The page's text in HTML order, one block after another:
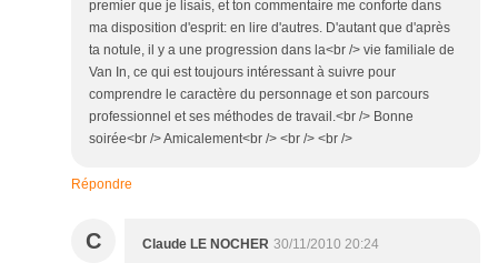
premier que je lisais, et ton commentaire me conforte dans
ma disposition d'esprit: en lire d'autres. D'autant que d'après
ta notule, il y a une progression dans la<br /> vie familiale de
Van In, ce qui est toujours intéressant à suivre pour
comprendre le caractère du personnage et son parcours
professionnel et ses méthodes de travail.<br /> Bonne
soirée<br /> Amicalement<br /> <br /> <br />
Répondre
C Claude LE NOCHER 30/11/2010 20:24